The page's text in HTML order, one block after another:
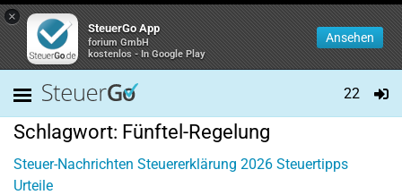
×
SteuerGo App
forium GmbH
kostenlos - In Google Play
Ansehen
22
Schlagwort: Fünftel-Regelung
Steuer-Nachrichten Steuererklärung 2026 Steuertipps
Urteile